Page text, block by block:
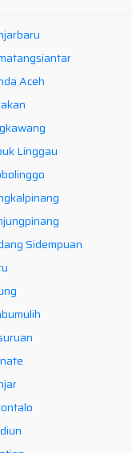
Aceh
Linggau
Sidempuan